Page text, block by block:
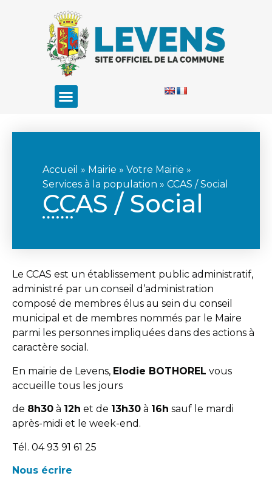
Accueil » Mairie » Votre Mairie »
Services à la population » CCAS / Social
CCAS / Social
Le CCAS est un établissement public administratif,
administré par un conseil d’administration
composé de membres élus au sein du conseil
municipal et de membres nommés par le Maire
parmi les personnes impliquées dans des actions à
caractère social.
En mairie de Levens, Elodie BOTHOREL vous
accueille tous les jours
de 8h30 à 12h et de 13h30 à 16h sauf le mardi
après-midi et le week-end.
Tél. 04 93 91 61 25
Nous écrire